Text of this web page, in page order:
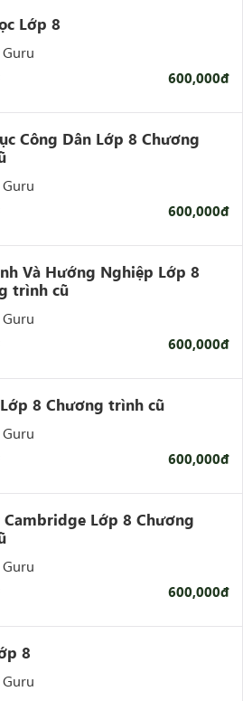
Lớp 8
600,000đ
Công Dân Lớp 8 Chương
600,000đ
Và Hướng Nghiệp Lớp 8
trình cũ
600,000đ
8 Chương trình cũ
600,000đ
Cambridge Lớp 8 Chương
600,000đ
8